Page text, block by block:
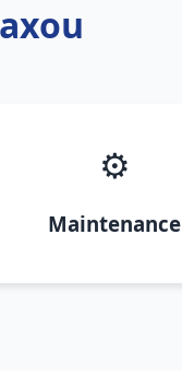
⚙️
Maintenance